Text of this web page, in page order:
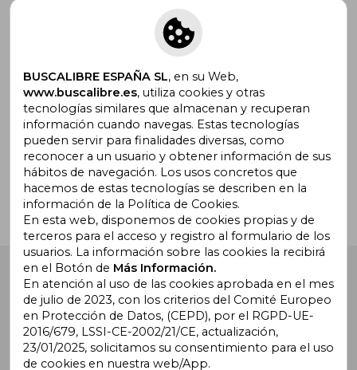
Suscríbete para recibir ofertas y
promociones
¿Necesitas ayuda?
Ir a Centro de Soporte
Buscalibre España. Calle Energía, 65, Nave 3 (08940),
Cornellà de Llobregat, Barcelona. Derechos Reservados.
BUSCALIBRE ESPAÑA SL, en su Web,
www.buscalibre.es, utiliza cookies y otras
tecnologías similares que almacenan y recuperan
información cuando navegas. Estas tecnologías
pueden servir para finalidades diversas, como
reconocer a un usuario y obtener información de sus
hábitos de navegación. Los usos concretos que
hacemos de estas tecnologías se describen en la
información de la Política de Cookies.
En esta web, disponemos de cookies propias y de
terceros para el acceso y registro al formulario de los
usuarios. La información sobre las cookies la recibirá
en el Botón de Más Información.
En atención al uso de las cookies aprobada en el mes
de julio de 2023, con los criterios del Comité Europeo
en Protección de Datos, (CEPD), por el RGPD-UE-
2016/679, LSSI-CE-2002/21/CE, actualización,
23/01/2025, solicitamos su consentimiento para el uso
de cookies en nuestra web/App.